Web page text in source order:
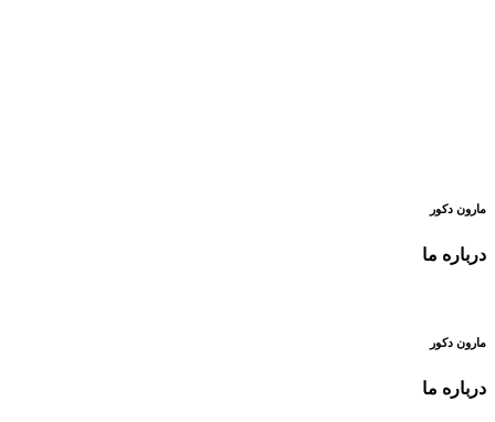
مارون دکور
درباره ما
مارون دکور
درباره ما